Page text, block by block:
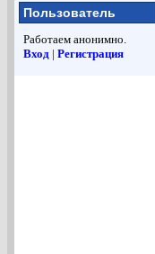
Пользователь
Работаем анонимно.
Вход | Регистрация